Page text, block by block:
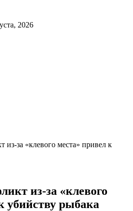
2026
за «клевого места» привел к
из-за «клевого
убийству рыбака